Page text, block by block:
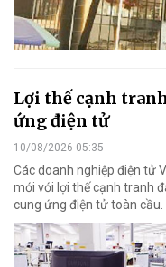
Lợi thế cạnh
ứng điện tử
10/08/2026 05:35
Các doanh nghiệp điện tử
mới với lợi thế cạnh tranh
cung ứng điện tử toàn cầu.